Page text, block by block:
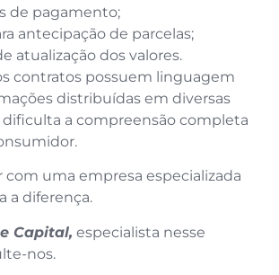
de pagamento;
antecipação de parcelas;
atualização dos valores.
contratos possuem linguagem
distribuídas em diversas
dificulta a compreensão completa
com uma empresa especializada
a diferença.
Capital, especialista nesse
nos.